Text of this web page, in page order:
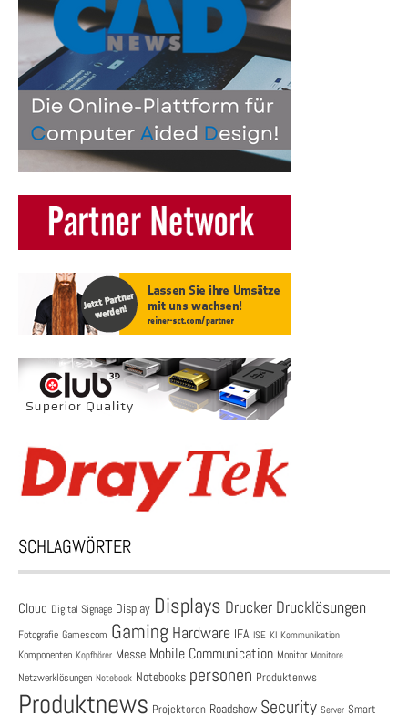
SCHLAGWÖRTER
Cloud Digital Signage Display Displays Drucker Drucklösungen
Fotografie Gamescom Gaming Hardware IFA ISE KI Kommunikation
Komponenten Kopfhörer Messe Mobile Communication Monitor Monitore
Netzwerklösungen Notebook Notebooks personen Produktenws
Produktnews Projektoren Roadshow Security Server Smart